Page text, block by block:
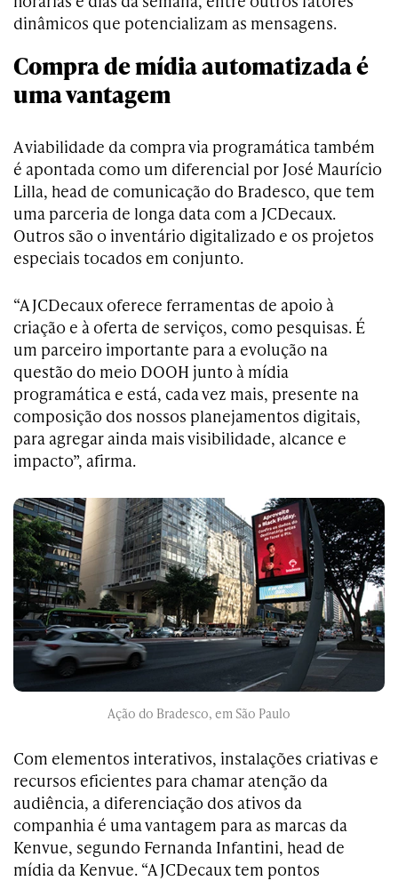
dinâmicos que potencializam as mensagens.
Compra de mídia automatizada é
uma vantagem
A viabilidade da compra via programática também
é apontada como um diferencial por José Maurício
Lilla, head de comunicação do Bradesco, que tem
uma parceria de longa data com a JCDecaux.
Outros são o inventário digitalizado e os projetos
especiais tocados em conjunto.
“A JCDecaux oferece ferramentas de apoio à
criação e à oferta de serviços, como pesquisas. É
um parceiro importante para a evolução na
questão do meio DOOH junto à mídia
programática e está, cada vez mais, presente na
composição dos nossos planejamentos digitais,
para agregar ainda mais visibilidade, alcance e
impacto”, afirma.
Ação do Bradesco, em São Paulo
Com elementos interativos, instalações criativas e
recursos eficientes para chamar atenção da
audiência, a diferenciação dos ativos da
companhia é uma vantagem para as marcas da
Kenvue, segundo Fernanda Infantini, head de
mídia da Kenvue. “A JCDecaux tem pontos